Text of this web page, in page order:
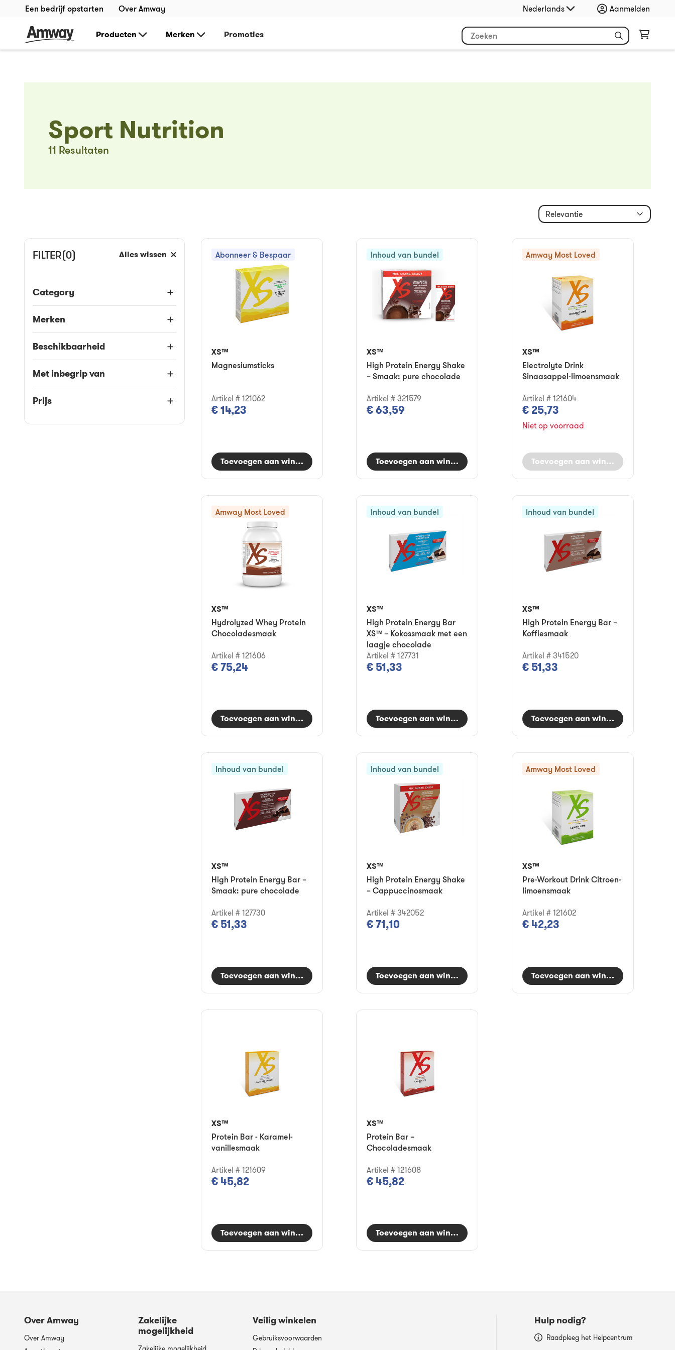
Een bedrijf opstarten Over Amway Nederlands Aanmelden
Producten Merken Promoties
Sport Nutrition
11 Resultaten
FILTER(0) Alles wissen
Category
Merken
Beschikbaarheid
Met inbegrip van
Prijs
Relevantie
Abonneer & Bespaar
XS™
Magnesiumsticks
Artikel # 121062
€ 14,23
Toevoegen aan winkelwagen
Inhoud van bundel
XS™
High Protein Energy Shake
– Smaak: pure chocolade
Artikel # 321579
€ 63,59
Toevoegen aan winkelwagen
Amway Most Loved
XS™
Electrolyte Drink
Sinaasappel-limoensmaak
Artikel # 121604
€ 25,73
Niet op voorraad
Toevoegen aan winkelwagen
Amway Most Loved
XS™
Hydrolyzed Whey Protein
Chocoladesmaak
Artikel # 121606
€ 75,24
Toevoegen aan winkelwagen
Inhoud van bundel
XS™
High Protein Energy Bar
XS™ – Kokossmaak met een
laagje chocolade
Artikel # 127731
€ 51,33
Toevoegen aan winkelwagen
Inhoud van bundel
XS™
High Protein Energy Bar –
Koffiesmaak
Artikel # 341520
€ 51,33
Toevoegen aan winkelwagen
Inhoud van bundel
XS™
High Protein Energy Bar –
Smaak: pure chocolade
Artikel # 127730
€ 51,33
Toevoegen aan winkelwagen
Inhoud van bundel
XS™
High Protein Energy Shake
– Cappuccinosmaak
Artikel # 342052
€ 71,10
Toevoegen aan winkelwagen
Amway Most Loved
XS™
Pre-Workout Drink Citroen-
limoensmaak
Artikel # 121602
€ 42,23
Toevoegen aan winkelwagen
XS™
Protein Bar - Karamel-
vanillesmaak
Artikel # 121609
€ 45,82
Toevoegen aan winkelwagen
XS™
Protein Bar –
Chocoladesmaak
Artikel # 121608
€ 45,82
Toevoegen aan winkelwagen
Over Amway
Over Amway
Zakelijke
mogelijkheid
Veilig winkelen
Gebruiksvoorwaarden
Hulp nodig?
Raadpleeg het Helpcentrum